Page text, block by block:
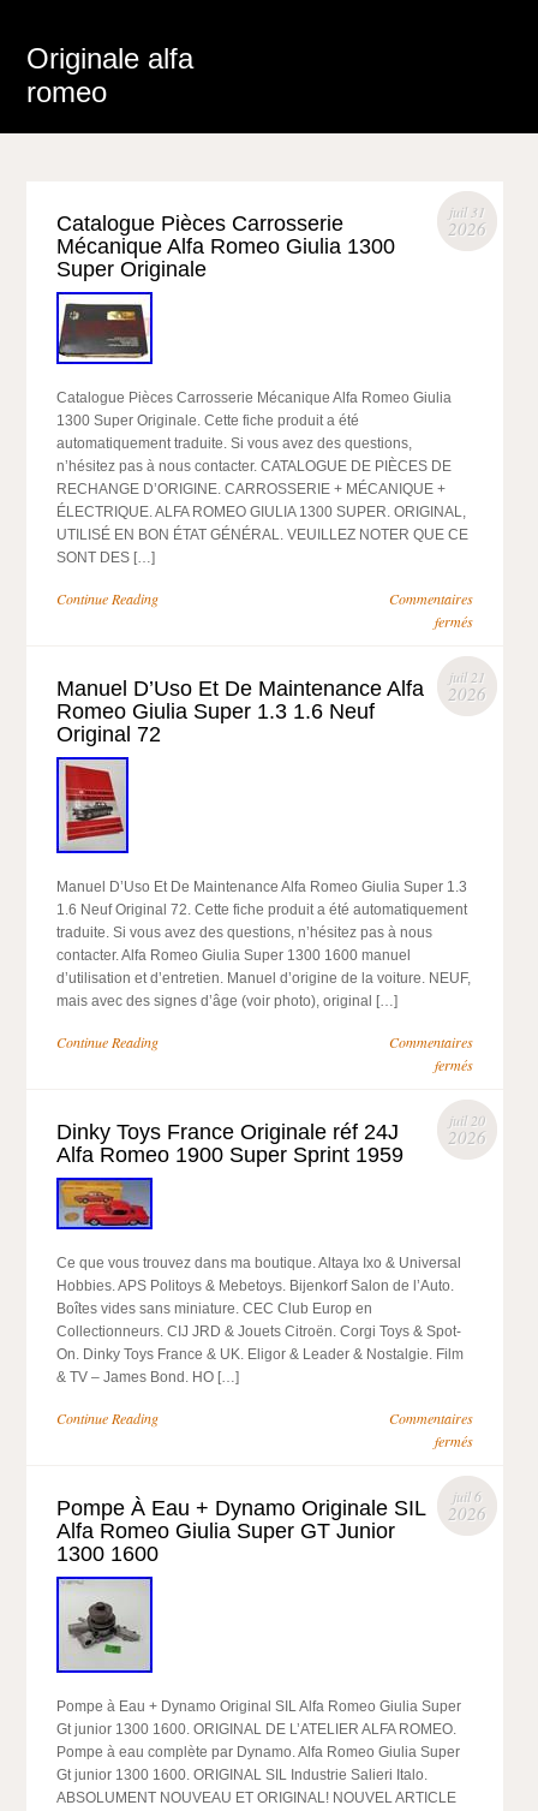
Originale alfa
romeo
juil 31
2026
Catalogue Pièces Carrosserie
Mécanique Alfa Romeo Giulia 1300
Super Originale
Catalogue Pièces Carrosserie Mécanique Alfa Romeo Giulia
1300 Super Originale. Cette fiche produit a été
automatiquement traduite. Si vous avez des questions,
n’hésitez pas à nous contacter. CATALOGUE DE PIÈCES DE
RECHANGE D’ORIGINE. CARROSSERIE + MÉCANIQUE +
ÉLECTRIQUE. ALFA ROMEO GIULIA 1300 SUPER. ORIGINAL,
UTILISÉ EN BON ÉTAT GÉNÉRAL. VEUILLEZ NOTER QUE CE
SONT DES […]
Continue Reading
Commentaires
fermés
juil 21
2026
Manuel D’Uso Et De Maintenance Alfa
Romeo Giulia Super 1.3 1.6 Neuf
Original 72
Manuel D’Uso Et De Maintenance Alfa Romeo Giulia Super 1.3
1.6 Neuf Original 72. Cette fiche produit a été automatiquement
traduite. Si vous avez des questions, n’hésitez pas à nous
contacter. Alfa Romeo Giulia Super 1300 1600 manuel
d’utilisation et d’entretien. Manuel d’origine de la voiture. NEUF,
mais avec des signes d’âge (voir photo), original […]
Continue Reading
Commentaires
fermés
juil 20
2026
Dinky Toys France Originale réf 24J
Alfa Romeo 1900 Super Sprint 1959
Ce que vous trouvez dans ma boutique. Altaya Ixo & Universal
Hobbies. APS Politoys & Mebetoys. Bijenkorf Salon de l’Auto.
Boîtes vides sans miniature. CEC Club Europ en
Collectionneurs. CIJ JRD & Jouets Citroën. Corgi Toys & Spot-
On. Dinky Toys France & UK. Eligor & Leader & Nostalgie. Film
& TV – James Bond. HO […]
Continue Reading
Commentaires
fermés
juil 6
2026
Pompe À Eau + Dynamo Originale SIL
Alfa Romeo Giulia Super GT Junior
1300 1600
Pompe à Eau + Dynamo Original SIL Alfa Romeo Giulia Super
Gt junior 1300 1600. ORIGINAL DE L’ATELIER ALFA ROMEO.
Pompe à eau complète par Dynamo. Alfa Romeo Giulia Super
Gt junior 1300 1600. ORIGINAL SIL Industrie Salieri Italo.
ABSOLUMENT NOUVEAU ET ORIGINAL! NOUVEL ARTICLE